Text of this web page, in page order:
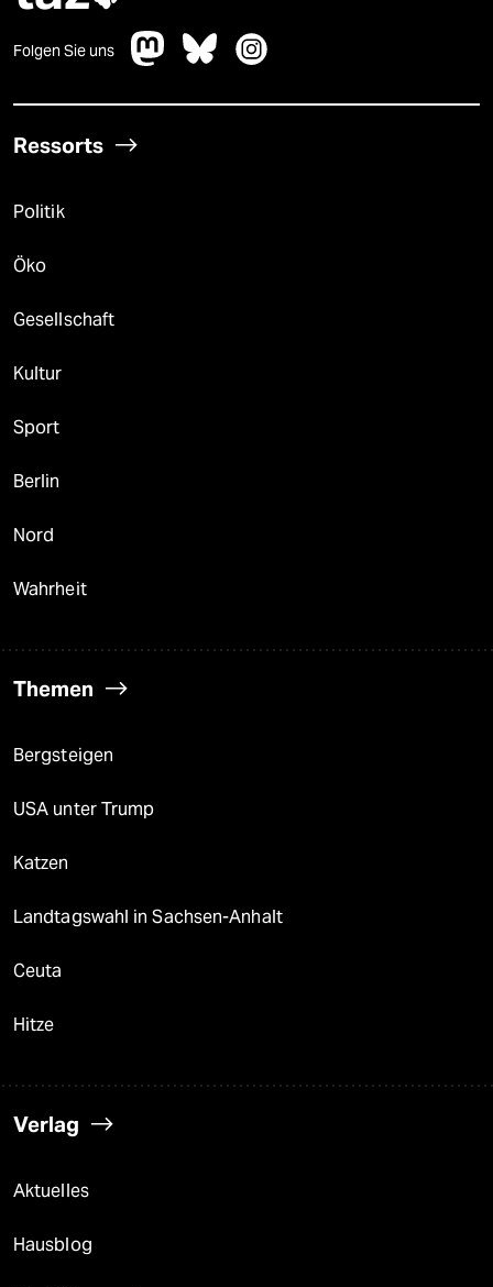
Folgen Sie uns
Ressorts
Politik
Öko
Gesellschaft
Kultur
Sport
Berlin
Nord
Wahrheit
Themen
Bergsteigen
USA unter Trump
Katzen
Landtagswahl in Sachsen-Anhalt
Ceuta
Hitze
Verlag
Aktuelles
Hausblog